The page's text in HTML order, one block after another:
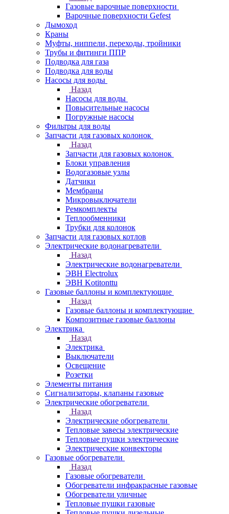
Газовые варочные поверхности
Варочные поверхности Gefest
Дымоход
Краны
Муфты, ниппели, переходы, тройники
Трубы и фитинги ППР
Подводка для газа
Подводка для воды
Насосы для воды
Назад
Насосы для воды
Повысительные насосы
Погружные насосы
Фильтры для воды
Запчасти для газовых колонок
Назад
Запчасти для газовых колонок
Блоки управления
Водогазовые узлы
Датчики
Мембраны
Микровыключатели
Ремкомплекты
Теплообменники
Трубки для колонок
Запчасти для газовых котлов
Электрические водонагреватели
Назад
Электрические водонагреватели
ЭВН Electrolux
ЭВН Kotitonttu
Газовые баллоны и комплектующие
Назад
Газовые баллоны и комплектующие
Композитные газовые баллоны
Электрика
Назад
Электрика
Выключатели
Освещение
Розетки
Элементы питания
Сигнализаторы, клапаны газовые
Электрические обогреватели
Назад
Электрические обогреватели
Тепловые завесы электрические
Тепловые пушки электрические
Электрические конвекторы
Газовые обогреватели
Назад
Газовые обогреватели
Обогреватели инфракрасные газовые
Обогреватели уличные
Тепловые пушки газовые